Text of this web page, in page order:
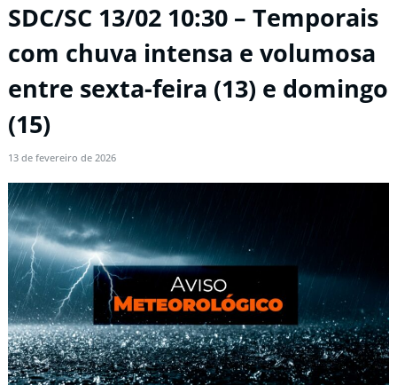
SDC/SC 13/02 10:30 – Temporais
com chuva intensa e volumosa
entre sexta-feira (13) e domingo
(15)
13 de fevereiro de 2026